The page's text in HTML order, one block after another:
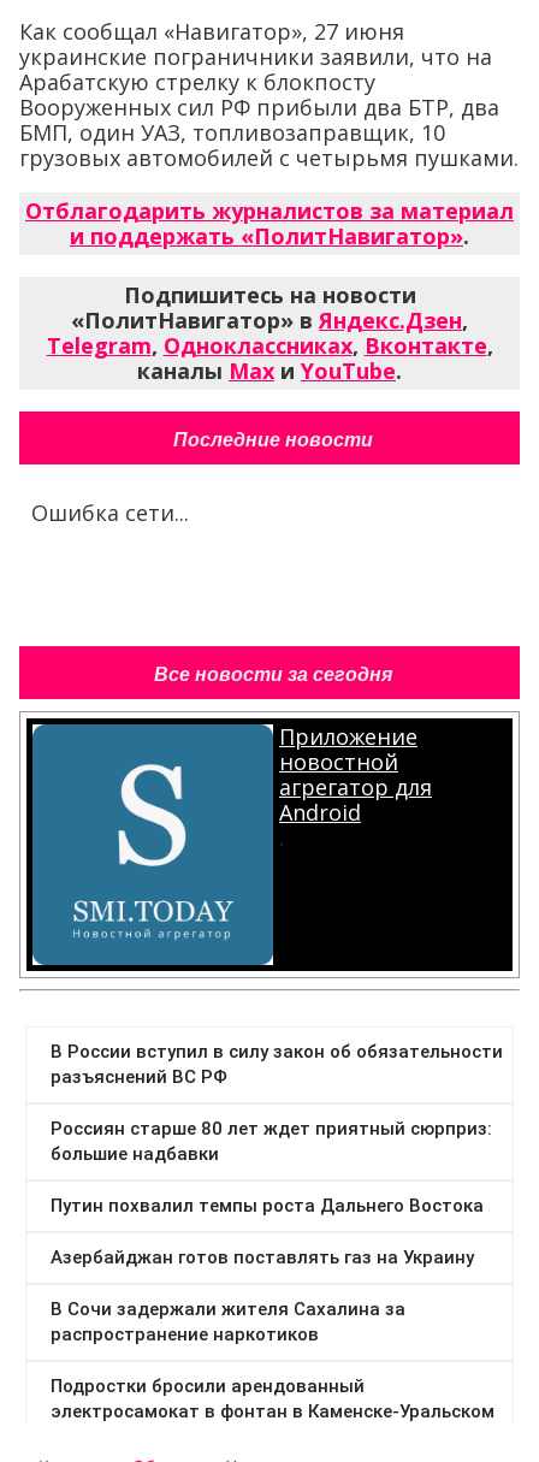
Как сообщал «Навигатор», 27 июня
украинские пограничники заявили, что на
Арабатскую стрелку к блокпосту
Вооруженных сил РФ прибыли два БТР, два
БМП, один УАЗ, топливозаправщик, 10
грузовых автомобилей с четырьмя пушками.
Отблагодарить журналистов за материал
и поддержать «ПолитНавигатор».
Подпишитесь на новости
«ПолитНавигатор» вЯндекс.Дзен,
Telegram, Одноклассниках, Вконтакте,
каналы Max и YouTube.
Последние новости
Ошибка сети...
Все новости за сегодня
Приложение
новостной
агрегатор для
Android
.